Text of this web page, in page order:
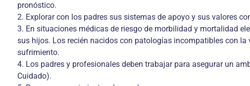
pronóstico.
2. Explorar con los padres sus siste­mas de apoyo y sus valores
3. En situaciones médicas de riesgo de morbilidad y mortalidad
sus hijos. Los recién nacidos con patologías incompa­tibles con
sufrimiento.
4. Los padres y profesionales deben trabajar para asegurar un
Cuidado).